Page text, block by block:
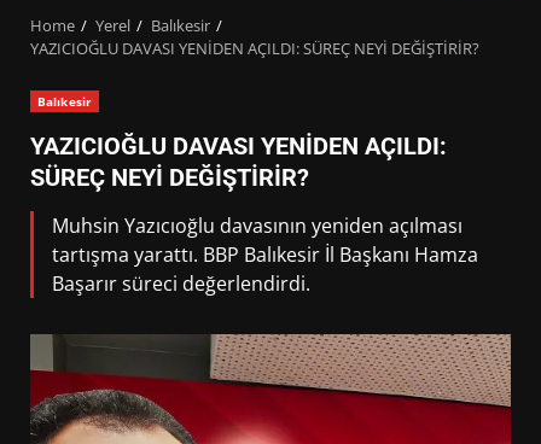
Home Yerel
Balıkesir
YAZICIOĞLU DAVASI YENİDEN AÇILDI: SÜREÇ NEYİ DEĞİŞTİRİR?
Balıkesir
YAZICIOĞLU DAVASI YENİDEN AÇILDI:
SÜREÇ NEYİ DEĞİŞTİRİR?
Muhsin Yazıcıoğlu davasının yeniden açılması
tartışma yarattı. BBP Balıkesir İl Başkanı Hamza
Başarır süreci değerlendirdi.